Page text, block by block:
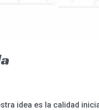
idea es la calidad